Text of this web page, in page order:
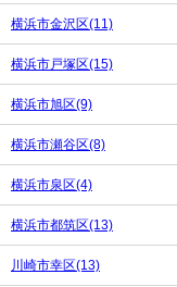
横浜市金沢区(11)
横浜市戸塚区(15)
横浜市旭区(9)
横浜市瀬谷区(8)
横浜市泉区(4)
横浜市都筑区(13)
川崎市幸区(13)